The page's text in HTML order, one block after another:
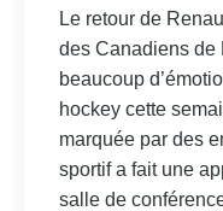
Le retour de
des Canadiens de
beaucoup
hockey cette
marquée par des
sportif a fait une
salle de